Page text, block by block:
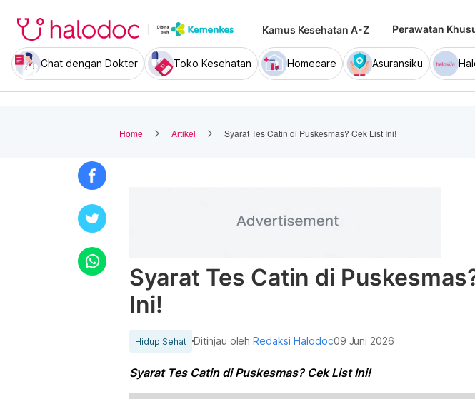
Kamus Kesehatan A-Z Perawatan
Chat dengan Dokter Toko Kesehatan Homecare Asuransiku
Home Artikel Syarat Tes Catin di Puskesmas? Cek List Ini!
Syarat Tes Catin di
Ini!
Hidup Sehat Ditinjau olehRedaksi Halodoc09 Juni 2026
Syarat Tes Catin di Puskesmas? Cek List Ini!